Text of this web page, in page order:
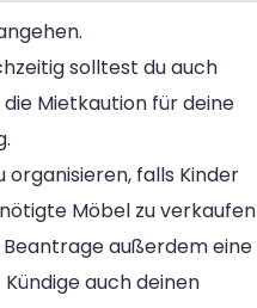
solltest du auch
Mietkaution für deine
falls Kinder
Möbel zu verkaufen
außerdem eine
auch deinen